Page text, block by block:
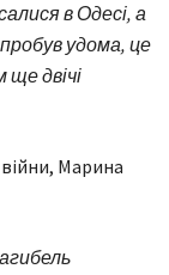
в Одесі, а
пробув удома, це
ще двічі
війни, Марина